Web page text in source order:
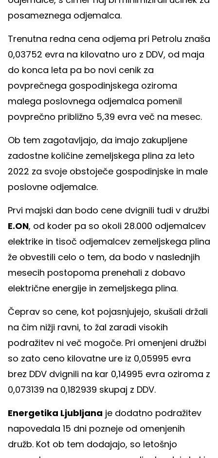
posameznega odjemalca.
Trenutna redna cena odjema pri Petrolu znaša
0,03752 evra na kilovatno uro z DDV, od maja
do konca leta pa bo novi cenik za
povprečnega gospodinjskega oziroma
malega poslovnega odjemalca pomenil
povprečno približno 5,39 evra več na mesec.
Ob tem zagotavljajo, da imajo zakupljene
zadostne količine zemeljskega plina za leto
2022 za svoje obstoječe gospodinjske in male
poslovne odjemalce.
Prvi majski dan bodo cene dvignili tudi v družbi
E.ON, od koder pa so okoli 28.000 odjemalcev
elektrike in tisoč odjemalcev zemeljskega plina
že obvestili celo o tem, da bodo v naslednjih
mesecih postopoma prenehali z dobavo
električne energije in zemeljskega plina.
Čeprav so cene, kot pojasnjujejo, skušali držali
na čim nižji ravni, to žal zaradi visokih
podražitev ni več mogoče. Pri omenjeni družbi
so zato ceno kilovatne ure iz 0,05995 evra
brez DDV dvignili na kar 0,14995 evra oziroma z
0,073139 na 0,182939 skupaj z DDV.
Energetika Ljubljana je dodatno podražitev
napovedala 15 dni pozneje od omenjenih
družb. Kot ob tem dodajajo, so letošnjo